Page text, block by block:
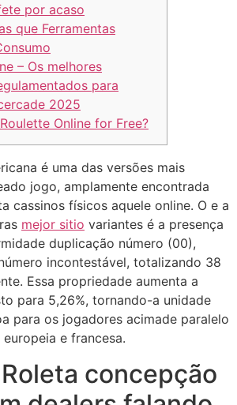
por acaso
que Ferramentas
– Os melhores
para
2025
Online for Free?
é uma das versões mais
jogo, amplamente encontrada
cassinos físicos aquele online. O e a
mejor sitio variantes é a presença
duplicação número (00),
incontestável, totalizando 38
Essa propriedade aumenta a
para 5,26%, tornando-a unidade
para os jogadores acimade paralelo
e francesa.
concepção